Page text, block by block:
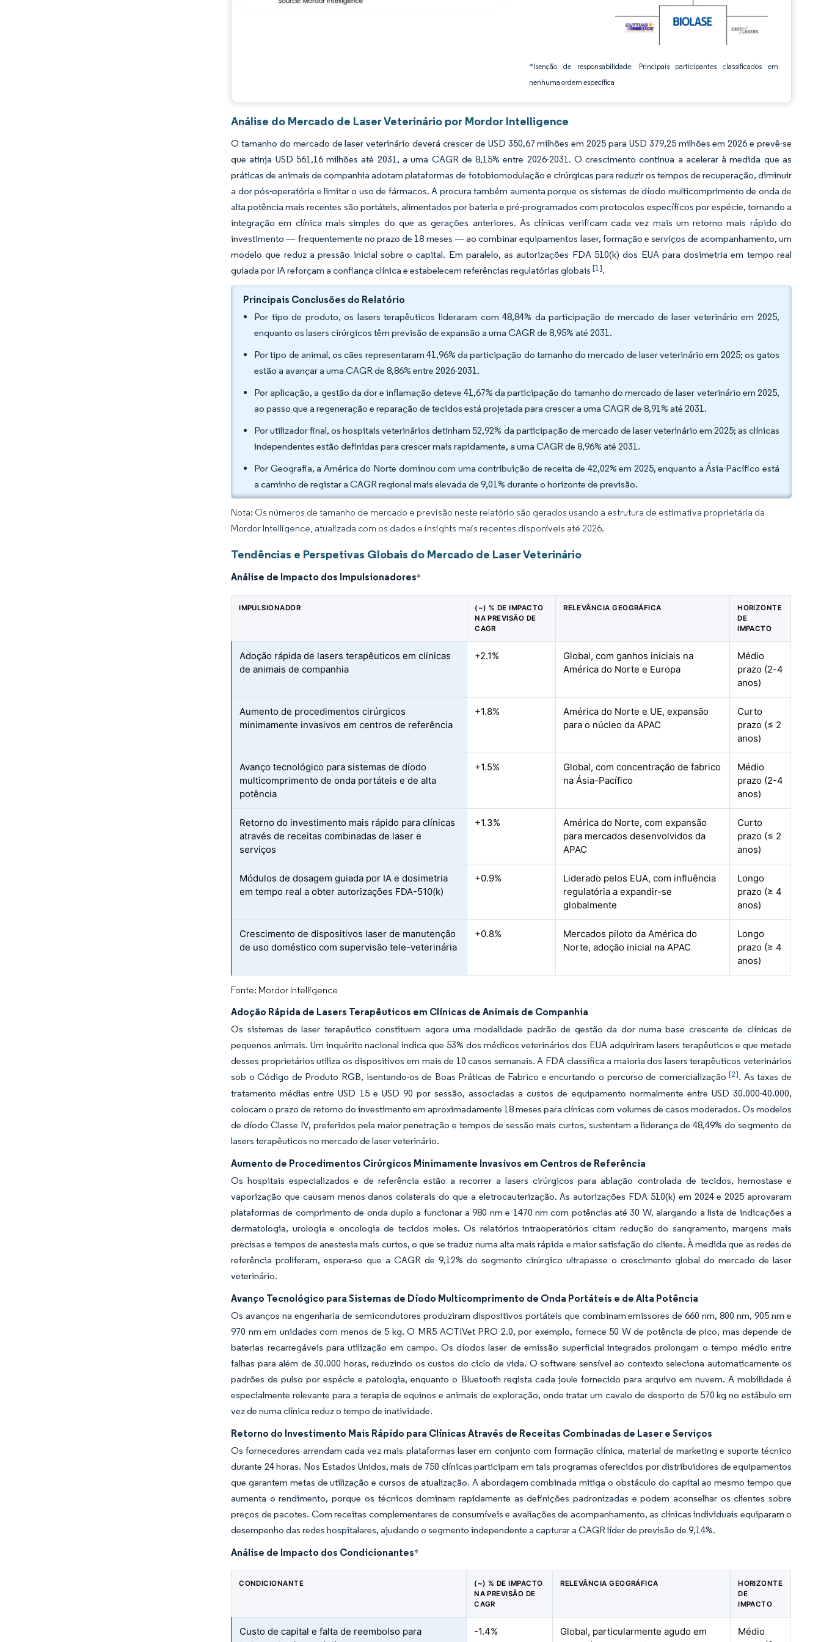
*Isenção de responsabilidade: Principais participantes classificados em
nenhuma ordem específica
Análise do Mercado de Laser Veterinário por Mordor Intelligence
O tamanho do mercado de laser veterinário deverá crescer de USD 350,67 milhões em 2025 para USD 379,25 milhões em 2026 e prevê-se
que atinja USD 561,16 milhões até 2031, a uma CAGR de 8,15% entre 2026-2031. O crescimento continua a acelerar à medida que as
práticas de animais de companhia adotam plataformas de fotobiomodulação e cirúrgicas para reduzir os tempos de recuperação, diminuir
a dor pós-operatória e limitar o uso de fármacos. A procura também aumenta porque os sistemas de díodo multicomprimento de onda de
alta potência mais recentes são portáteis, alimentados por bateria e pré-programados com protocolos específicos por espécie, tornando a
integração em clínica mais simples do que as gerações anteriores. As clínicas verificam cada vez mais um retorno mais rápido do
investimento — frequentemente no prazo de 18 meses — ao combinar equipamentos laser, formação e serviços de acompanhamento, um
modelo que reduz a pressão inicial sobre o capital. Em paralelo, as autorizações FDA 510(k) dos EUA para dosimetria em tempo real
guiada por IA reforçam a confiança clínica e estabelecem referências regulatórias globais[1].
Principais Conclusões do Relatório
Por tipo de produto, os lasers terapêuticos lideraram com 48,84% da participação de mercado de laser veterinário em 2025,
enquanto os lasers cirúrgicos têm previsão de expansão a uma CAGR de 8,95% até 2031.
Por tipo de animal, os cães representaram 41,96% da participação do tamanho do mercado de laser veterinário em 2025; os gatos
estão a avançar a uma CAGR de 8,86% entre 2026-2031.
Por aplicação, a gestão da dor e inflamação deteve 41,67% da participação do tamanho do mercado de laser veterinário em 2025,
ao passo que a regeneração e reparação de tecidos está projetada para crescer a uma CAGR de 8,91% até 2031.
Por utilizador final, os hospitais veterinários detinham 52,92% da participação de mercado de laser veterinário em 2025; as clínicas
independentes estão definidas para crescer mais rapidamente, a uma CAGR de 8,96% até 2031.
Por Geografia, a América do Norte dominou com uma contribuição de receita de 42,02% em 2025, enquanto a Ásia-Pacífico está
a caminho de registar a CAGR regional mais elevada de 9,01% durante o horizonte de previsão.
Nota: Os números de tamanho de mercado e previsão neste relatório são gerados usando a estrutura de estimativa proprietária da
Mordor Intelligence, atualizada com os dados e insights mais recentes disponíveis até 2026.
Tendências e Perspetivas Globais do Mercado de Laser Veterinário
Análise de Impacto dos Impulsionadores*
IMPULSIONADOR
(~) % DE IMPACTO
NA PREVISÃO DE
CAGR
RELEVÂNCIA GEOGRÁFICA
HORIZONTE
DE
IMPACTO
Adoção rápida de lasers terapêuticos em clínicas
de animais de companhia
+2.1%
Global, com ganhos iniciais na
América do Norte e Europa
Médio
prazo (2-4
anos)
Aumento de procedimentos cirúrgicos
minimamente invasivos em centros de referência
+1.8%
América do Norte e UE, expansão
para o núcleo da APAC
Curto
prazo (≤ 2
anos)
Avanço tecnológico para sistemas de díodo
multicomprimento de onda portáteis e de alta
potência
+1.5%
Global, com concentração de fabrico
na Ásia-Pacífico
Médio
prazo (2-4
anos)
Retorno do investimento mais rápido para clínicas
através de receitas combinadas de laser e
serviços
+1.3%
América do Norte, com expansão
para mercados desenvolvidos da
APAC
Curto
prazo (≤ 2
anos)
Módulos de dosagem guiada por IA e dosimetria
em tempo real a obter autorizações FDA-510(k)
+0.9%
Liderado pelos EUA, com influência
regulatória a expandir-se
globalmente
Longo
prazo (≥ 4
anos)
Crescimento de dispositivos laser de manutenção
de uso doméstico com supervisão tele-veterinária
+0.8%
Mercados piloto da América do
Norte, adoção inicial na APAC
Longo
prazo (≥ 4
anos)
Fonte: Mordor Intelligence
Adoção Rápida de Lasers Terapêuticos em Clínicas de Animais de Companhia
Os sistemas de laser terapêutico constituem agora uma modalidade padrão de gestão da dor numa base crescente de clínicas de
pequenos animais. Um inquérito nacional indica que 53% dos médicos veterinários dos EUA adquiriram lasers terapêuticos e que metade
desses proprietários utiliza os dispositivos em mais de 10 casos semanais. A FDA classifica a maioria dos lasers terapêuticos veterinários
sob o Código de Produto RGB, isentando-os de Boas Práticas de Fabrico e encurtando o percurso de comercialização[2]. As taxas de
tratamento médias entre USD 15 e USD 90 por sessão, associadas a custos de equipamento normalmente entre USD 30.000-40.000,
colocam o prazo de retorno do investimento em aproximadamente 18 meses para clínicas com volumes de casos moderados. Os modelos
de díodo Classe IV, preferidos pela maior penetração e tempos de sessão mais curtos, sustentam a liderança de 48,49% do segmento de
lasers terapêuticos no mercado de laser veterinário.
Aumento de Procedimentos Cirúrgicos Minimamente Invasivos em Centros de Referência
Os hospitais especializados e de referência estão a recorrer a lasers cirúrgicos para ablação controlada de tecidos, hemostase e
vaporização que causam menos danos colaterais do que a eletrocauterização. As autorizações FDA 510(k) em 2024 e 2025 aprovaram
plataformas de comprimento de onda duplo a funcionar a 980 nm e 1470 nm com potências até 30 W, alargando a lista de indicações a
dermatologia, urologia e oncologia de tecidos moles. Os relatórios intraoperatórios citam redução do sangramento, margens mais
precisas e tempos de anestesia mais curtos, o que se traduz numa alta mais rápida e maior satisfação do cliente. À medida que as redes de
referência proliferam, espera-se que a CAGR de 9,12% do segmento cirúrgico ultrapasse o crescimento global do mercado de laser
veterinário.
Avanço Tecnológico para Sistemas de Díodo Multicomprimento de Onda Portáteis e de Alta Potência
Os avanços na engenharia de semicondutores produziram dispositivos portáteis que combinam emissores de 660 nm, 800 nm, 905 nm e
970 nm em unidades com menos de 5 kg. O MR5 ACTIVet PRO 2.0, por exemplo, fornece 50 W de potência de pico, mas depende de
baterias recarregáveis para utilização em campo. Os díodos laser de emissão superficial integrados prolongam o tempo médio entre
falhas para além de 30.000 horas, reduzindo os custos do ciclo de vida. O software sensível ao contexto seleciona automaticamente os
padrões de pulso por espécie e patologia, enquanto o Bluetooth regista cada joule fornecido para arquivo em nuvem. A mobilidade é
especialmente relevante para a terapia de equinos e animais de exploração, onde tratar um cavalo de desporto de 570 kg no estábulo em
vez de numa clínica reduz o tempo de inatividade.
Retorno do Investimento Mais Rápido para Clínicas Através de Receitas Combinadas de Laser e Serviços
Os fornecedores arrendam cada vez mais plataformas laser em conjunto com formação clínica, material de marketing e suporte técnico
durante 24 horas. Nos Estados Unidos, mais de 750 clínicas participam em tais programas oferecidos por distribuidores de equipamentos
que garantem metas de utilização e cursos de atualização. A abordagem combinada mitiga o obstáculo do capital ao mesmo tempo que
aumenta o rendimento, porque os técnicos dominam rapidamente as definições padronizadas e podem aconselhar os clientes sobre
preços de pacotes. Com receitas complementares de consumíveis e avaliações de acompanhamento, as clínicas individuais equiparam o
desempenho das redes hospitalares, ajudando o segmento independente a capturar a CAGR líder de previsão de 9,14%.
Análise de Impacto dos Condicionantes*
CONDICIONANTE
(~) % DE IMPACTO
NA PREVISÃO DE
CAGR
RELEVÂNCIA GEOGRÁFICA
HORIZONTE
DE
IMPACTO
Custo de capital e falta de reembolso para
-1.4%
Global, particularmente agudo em
Médio